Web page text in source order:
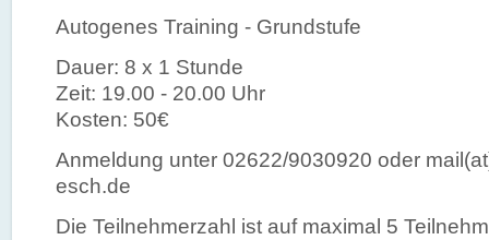
Autogenes Training - Grundstufe
Dauer: 8 x 1 Stunde
Zeit: 19.00 - 20.00 Uhr
Kosten: 50€
Anmeldung unter 02622/9030920 oder
esch.de
Die Teilnehmerzahl ist auf maximal 5